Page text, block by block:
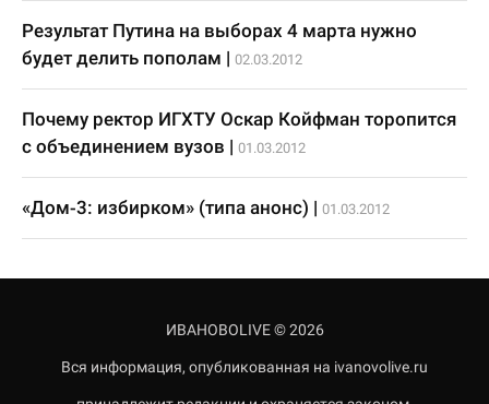
Результат Путина на выборах 4 марта нужно
будет делить пополам | 02.03.2012
Почему ректор ИГХТУ Оскар Койфман торопится
с объединением вузов | 01.03.2012
«Дом-3: избирком» (типа анонс) | 01.03.2012
ИВАНОВОLIVE © 2026
Вся информация, опубликованная на ivanovolive.ru